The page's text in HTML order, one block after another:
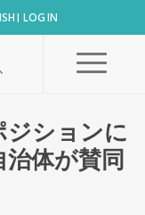
LOG IN
ジションに
体が賛同